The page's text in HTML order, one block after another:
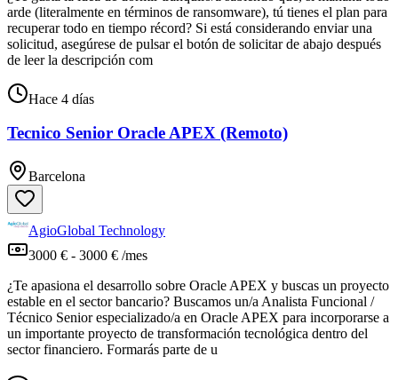
arde (literalmente en términos de ransomware), tú tienes el plan para
recuperar todo en tiempo récord? Si está considerando enviar una
solicitud, asegúrese de pulsar el botón de solicitar de abajo después
de leer la descripción com
Hace 4 días
Tecnico Senior Oracle APEX (Remoto)
Barcelona
AgioGlobal Technology
3000 € - 3000 € /mes
¿Te apasiona el desarrollo sobre Oracle APEX y buscas un proyecto
estable en el sector bancario? Buscamos un/a Analista Funcional /
Técnico Senior especializado/a en Oracle APEX para incorporarse a
un importante proyecto de transformación tecnológica dentro del
sector financiero. Formarás parte de u